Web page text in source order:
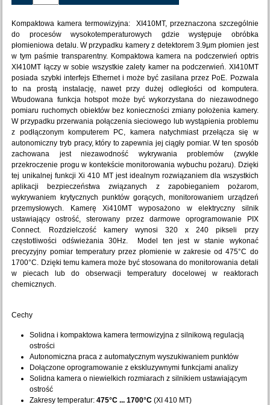
Kompaktowa kamera termowizyjna: XI410MT, przeznaczona szczególnie
do procesów wysokotemperaturowych gdzie występuje obróbka
płomieniowa detalu. W przypadku kamery z detektorem 3.9μm płomien jest
w tym paśmie transparentny. Kompaktowa kamera na podczerwień optris
XI410MT łączy w sobie wszystkie zalety kamer na podczerwień. XI410MT
posiada szybki interfejs Ethernet i może być zasilana przez PoE. Pozwala
to na prostą instalację, nawet przy dużej odległości od komputera.
Wbudowana funkcja hotspot może być wykorzystana do niezawodnego
pomiaru ruchomych obiektów bez konieczności zmiany położenia kamery.
W przypadku przerwania połączenia sieciowego lub wystąpienia problemu
z podłączonym komputerem PC, kamera natychmiast przełącza się w
autonomiczny tryb pracy, który to zapewnia jej ciągły pomiar. W ten sposób
zachowana jest niezawodność wykrywania problemów (zwykle
przekroczenie progu w kontekście monitorowania wybuchu pożaru). Dzięki
tej unikalnej funkcji Xi 410 MT jest idealnym rozwiązaniem dla wszystkich
aplikacji bezpieczeństwa związanych z zapobieganiem pożarom,
wykrywaniem krytycznych punktów gorących, monitorowaniem urządzeń
przemysłowych. Kamerę Xi410MT wyposażono w elektryczny silnik
ustawiający ostrość, sterowany przez darmowe oprogramowanie PIX
Connect. Rozdzielczość kamery wynosi 320 x 240 pikseli przy
częstotliwości odświeżania 30Hz. Model ten jest w stanie wykonać
precyzyjny pomiar temperatury przez płomienie w zakresie od 475°C do
1700°C. Dzięki temu kamera może być stosowana do monitorowania detali
w piecach lub do obserwacji temperatury docelowej w reaktorach
chemicznych.
Cechy
Solidna i kompaktowa kamera termowizyjna z silnikową regulacją
ostrości
Autonomiczna praca z automatycznym wyszukiwaniem punktów
Dołączone oprogramowanie z ekskluzywnymi funkcjami analizy
Solidna kamera o niewielkich rozmiarach z silnikiem ustawiającym
ostrość
Zakresy temperatur:475°C ... 1700°C (XI 410 MT)